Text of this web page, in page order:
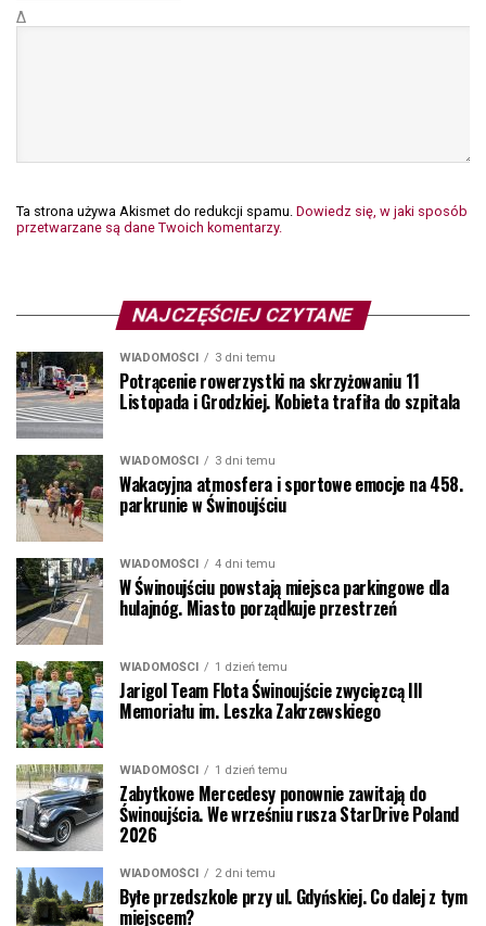
Δ
Ta strona używa Akismet do redukcji spamu. Dowiedz się, w jaki sposób
przetwarzane są dane Twoich komentarzy.
NAJCZĘŚCIEJ CZYTANE
WIADOMOŚCI 3 dni temu
Potrącenie rowerzystki na skrzyżowaniu 11
Listopada i Grodzkiej. Kobieta trafiła do szpitala
WIADOMOŚCI 3 dni temu
Wakacyjna atmosfera i sportowe emocje na 458.
parkrunie w Świnoujściu
WIADOMOŚCI 4 dni temu
W Świnoujściu powstają miejsca parkingowe dla
hulajnóg. Miasto porządkuje przestrzeń
WIADOMOŚCI 1 dzień temu
Jarigol Team Flota Świnoujście zwycięzcą III
Memoriału im. Leszka Zakrzewskiego
WIADOMOŚCI 1 dzień temu
Zabytkowe Mercedesy ponownie zawitają do
Świnoujścia. We wrześniu rusza StarDrive Poland
2026
WIADOMOŚCI 2 dni temu
Byłe przedszkole przy ul. Gdyńskiej. Co dalej z tym
miejscem?